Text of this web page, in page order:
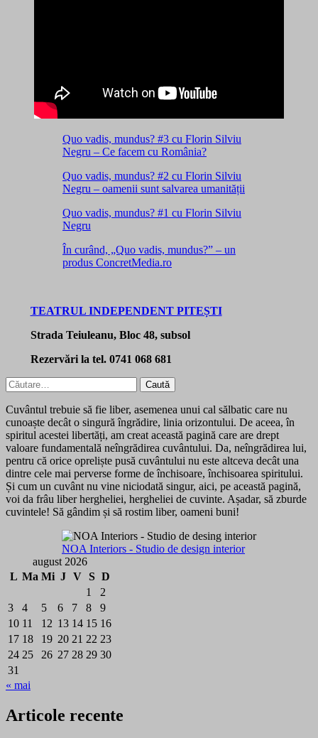
Quo vadis, mundus? #3 cu Florin Silviu
Negru – Ce facem cu România?
Quo vadis, mundus? #2 cu Florin Silviu
Negru – oamenii sunt salvarea umanității
Quo vadis, mundus? #1 cu Florin Silviu
Negru
În curând, „Quo vadis, mundus?” – un
produs ConcretMedia.ro
TEATRUL INDEPENDENT PITEȘTI
Strada Teiuleanu, Bloc 48, subsol
Rezervări la tel. 0741 068 681
Caută
după:
Cuvântul trebuie să fie liber, asemenea unui cal sălbatic care nu
cunoaște decât o singură îngrădire, linia orizontului. De aceea, în
spiritul acestei libertăți, am creat această pagină care are drept
valoare fundamentală neîngrădirea cuvântului. Da, neîngrădirea lui,
pentru că orice opreliște pusă cuvântului nu este altceva decât una
dintre cele mai perverse forme de închisoare, închisoarea spiritului.
Și cum un cuvânt nu vine niciodată singur, aici, pe această pagină,
voi da frâu liber hergheliei, hergheliei de cuvinte. Așadar, să zburde
cuvintele! Să gândim și să rostim liber, oameni buni!
NOA Interiors - Studio de design interior
august 2026
L Ma Mi J V S D
1
2
3
4 5 6 7 8
9
10 11 12 13 14 15 16
17 18 19 20 21 22 23
24 25 26 27 28 29 30
31
« mai
Articole recente